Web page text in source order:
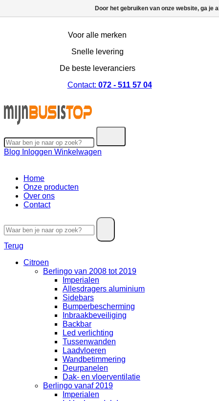
Voor alle merken
Snelle levering
De beste leveranciers
Contact: 072 - 511 57 04
Blog Inloggen Winkelwagen
Home
Onze producten
Over ons
Contact
Terug
Citroen
Berlingo van 2008 tot 2019
Imperialen
Allesdragers aluminium
Sidebars
Bumperbescherming
Inbraakbeveiliging
Backbar
Led verlichting
Tussenwanden
Laadvloeren
Wandbetimmering
Deurpanelen
Dak- en vloerventilatie
Berlingo vanaf 2019
Imperialen
Door het gebruiken van onze website, ga